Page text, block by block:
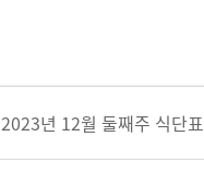
2023년 12월 둘째주 식단표